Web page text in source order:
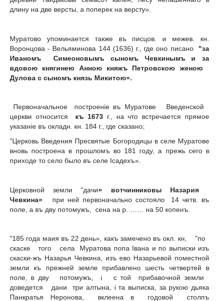
длину на две версты, а поперек на версту».
Муратово упоминается также въ писцов. и межев. кн.
Воронцова - Вельяминова 144 (1636) г., где оно писано "за
Иваномъ Симеоновымъ сыномъ Чевкинымъ и за
вдовою княгинею Анною княжъ Петровскою женою
Дулова с сыномъ князь Микитою».
Первоначальное построенiе въ Муратове Введенской
церкви относится къ 1673 г., на что встречается прямое
указанiе въ окладн. кн. 184 г., где сказано;
"Церковь Введения Пресвятые Богородицы в селе Муратове
вновь построена в прошломъ во 181 году, а прежь сего в
приходе то село было въ селе Iсадехъ».
Церковной земли "дачи» вотчинниковы Назария
Чевкина» при ней первоначально состояло 14 четв. въ
поле, а въ дву потомужъ, сена на р. …… на 50 копенъ.
"185 года маия въ 22 день», какъ замечено въ окл. кн, "по
скаске того села Муратова попа Iвана и по выписки изъ
скаски-жъ Назарья Чевкина, изъ ево Назарьевой поместной
земли къ прежней земле прибавлено шесть четвертей в
поле, в дву потомужъ, i с той прибавочной земли
доведется дани три алтына, i та выписка, за рукою дьяка
Панкратья Неронова, вклеена в годовой столпъ